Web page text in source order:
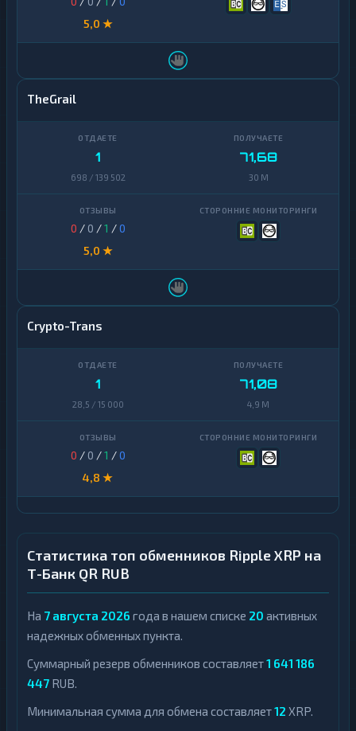
5,0 ★
TheGrail
1
698 / 139 502
71,68
30 M
0 / 0 /1 /0
5,0 ★
Crypto-Trans
1
28,5 / 15 000
71,08
4,9 M
0 / 0 /1 /0
4,8 ★
Статистика топ обменников Ripple XRP на
Т-Банк QR RUB
На 7 августа 2026 года в нашем списке 20 активных
надежных обменных пункта.
Суммарный резерв обменников составляет1 641 186
447 RUB.
Минимальная сумма для обмена составляет12 XRP.